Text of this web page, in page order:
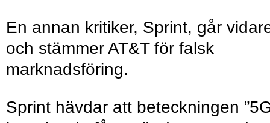
En annan kritiker, Sprint, går
och stämmer AT&T för falsk
marknadsföring.
Sprint hävdar att beteckningen